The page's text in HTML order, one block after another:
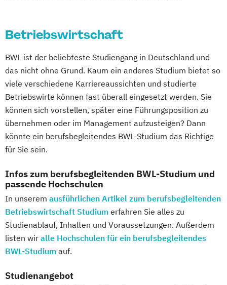
wirtschaftswissenschaftlicher Fächer
Medizinische Informatik Medizintechnik
Nachhaltiges Design
Nachhaltigkeitsmanagement
Nachhaltigkeitstechnologien und -
management
Nationale und internationale Zertifizierung
New Venture Management
Prozesssimulation in der
Verfahrenstechnik
Qualitätsmanagement
Technikfolgen­abschätzung
Politikwissenschaft
Praktische Informatik Psychologie
Psychologie: Entwicklung und Bildung
Psychologie: Entwicklung und Gesundheit
Psychologie: Soziale Prozesse und
Psychologie: Soziale Prozesse
Diversität und Intervention
Soziologie – Zugänge zur
Gegenwartsgesellschaft
Volkswirtschaft Wirtschaftsinformatik
Wirtschaftspsychologie
Wirtschaftswissenschaft
Wirtschaftswissenschaft Studienrichtung
Wirtschaftswissenschaft Studienrichtung
Betriebswirtschaft
BWL ist der beliebteste Studiengang in Deutschland und
das nicht ohne Grund. Kaum ein anderes Studium bietet so
viele verschiedene Karriereaussichten und studierte
Betriebswirte können fast überall eingesetzt werden. Sie
können sich vorstellen, später eine Führungsposition zu
übernehmen oder im Management aufzusteigen? Dann
könnte ein berufsbegleitendes BWL-Studium das Richtige
für Sie sein.
Infos zum berufsbegleitenden BWL-Studium und
passende Hochschulen
In unserem ausführlichen Artikel zum berufsbegleitenden
Betriebswirtschaft Studium erfahren Sie alles zu
Studienablauf, Inhalten und Voraussetzungen. Außerdem
listen wir alle Hochschulen für ein berufsbegleitendes
BWL-Studium auf.
Studienangebot